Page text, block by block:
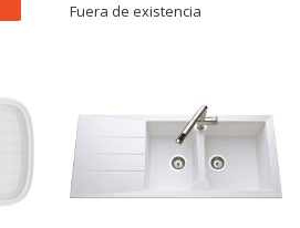
Fuera de existencia